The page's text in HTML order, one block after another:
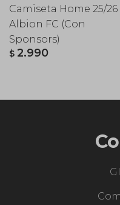
Camiseta Home 25/26
Albion FC (Con
Sponsors)
$ 2.990